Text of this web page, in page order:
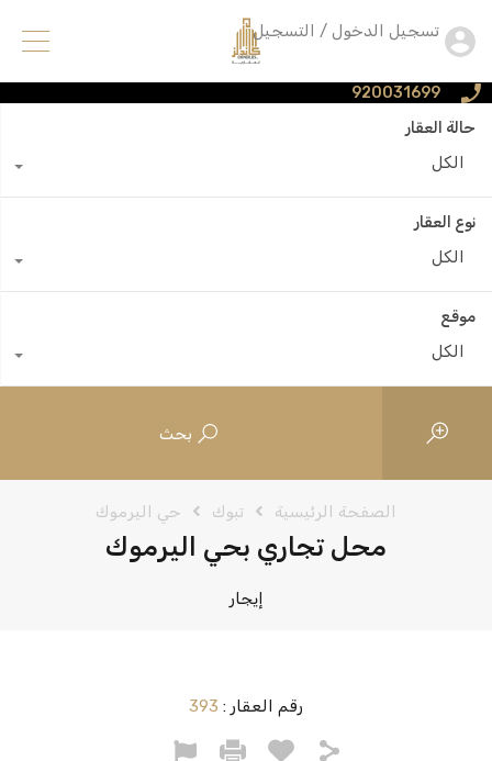
920031699
تسجيل الدخول / التسجيل
حالة العقار
الكل
نوع العقار
الكل
موقع
الكل
بحث
الصفحة الرئيسية تبوك حي اليرموك
محل تجاري بحي اليرموك
إيجار
رقم العقار : 393